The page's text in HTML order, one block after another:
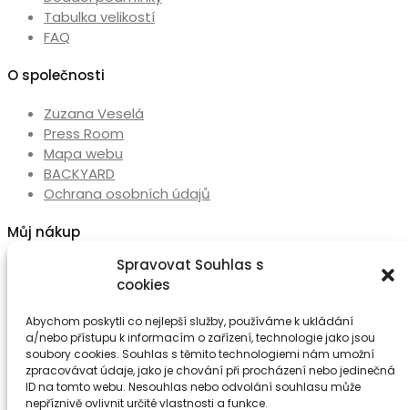
Spravovat Souhlas s
cookies
Abychom poskytli co nejlepší služby, používáme k ukládání
a/nebo přístupu k informacím o zařízení, technologie jako jsou
soubory cookies. Souhlas s těmito technologiemi nám umožní
zpracovávat údaje, jako je chování při procházení nebo jedinečná
ID na tomto webu. Nesouhlas nebo odvolání souhlasu může
nepříznivě ovlivnit určité vlastnosti a funkce.
Tabulka velikostí
FAQ
O společnosti
Zuzana Veselá
Press Room
Mapa webu
BACKYARD
Ochrana osobních údajů
Můj nákup
Seznam přání
Sledujte nás
Kontakty
Ateliér